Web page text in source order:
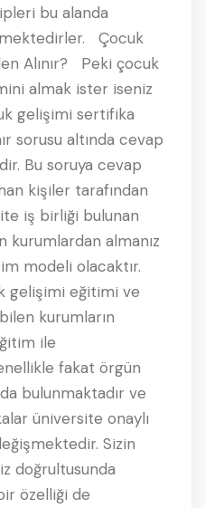
bu alanda
Çocuk
Alınır? Peki çocuk
almak ister iseniz
gelişimi sertifika
sorusu altında cevap
Bu soruya cevap
kişiler tarafından
iş birliği bulunan
kurumlardan almanız
modeli olacaktır.
gelişimi eğitimi ve
kurumların
ile
fakat örgün
bulunmaktadır ve
üniversite onaylı
Sizin
doğrultusunda
özelliği de